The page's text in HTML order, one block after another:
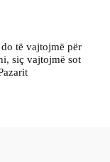
të vajtojmë për
siç vajtojmë sot